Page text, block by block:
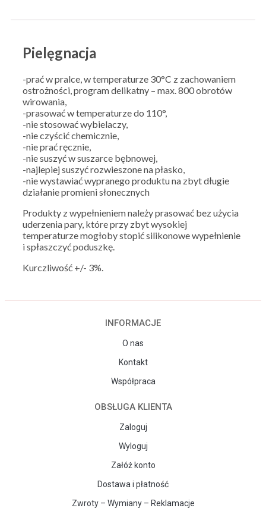
Pielęgnacja
-prać w pralce, w temperaturze 30°C z zachowaniem
ostrożności, program delikatny – max. 800 obrotów
wirowania,
-prasować w temperaturze do 110°,
-nie stosować wybielaczy,
-nie czyścić chemicznie,
-nie prać ręcznie,
-nie suszyć w suszarce bębnowej,
-najlepiej suszyć rozwieszone na płasko,
-nie wystawiać wypranego produktu na zbyt długie
działanie promieni słonecznych
Produkty z wypełnieniem należy prasować bez użycia
uderzenia pary, które przy zbyt wysokiej
temperaturze mogłoby stopić silikonowe wypełnienie
i spłaszczyć poduszkę.
Kurczliwość +/- 3%.
INFORMACJE
O nas
Kontakt
Współpraca
OBSŁUGA KLIENTA
Zaloguj
Wyloguj
Załóż konto
Dostawa i płatność
Zwroty – Wymiany – Reklamacje